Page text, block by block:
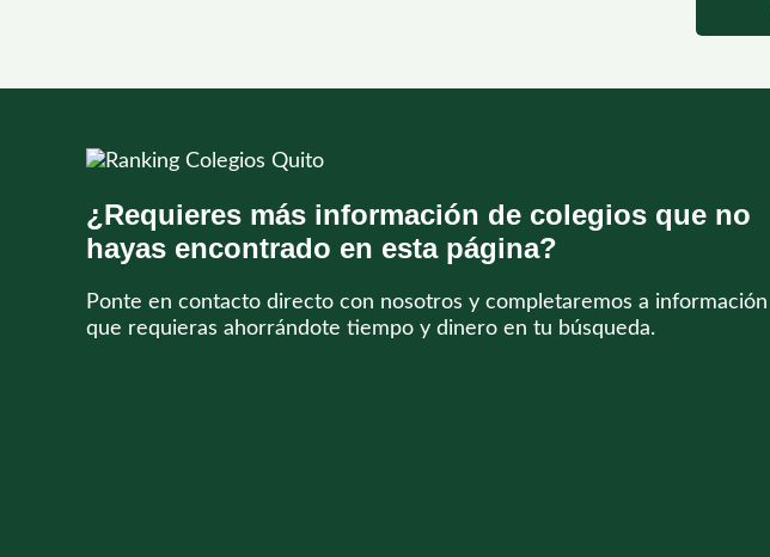
¿Requieres más información de colegios que no
hayas encontrado en esta página?
Ponte en contacto directo con nosotros y completaremos a información
que requieras ahorrándote tiempo y dinero en tu búsqueda.